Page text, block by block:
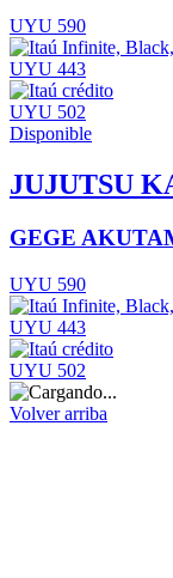
UYU 590
UYU 443
UYU 502
Disponible
JUJUTSU
GEGE
UYU 590
UYU 443
UYU 502
Volver arriba